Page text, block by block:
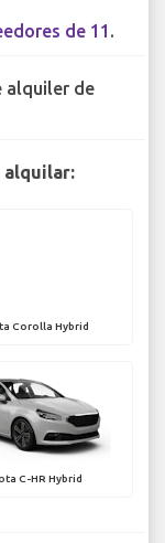
de 11 .
alquiler de
alquilar:
Corolla Hybrid
C-HR Hybrid